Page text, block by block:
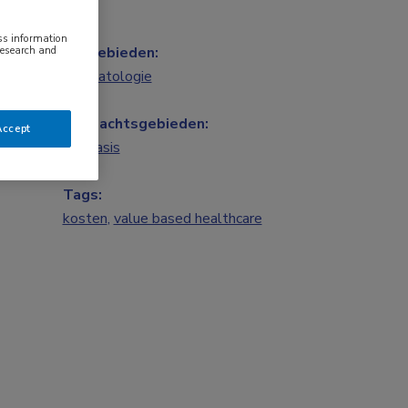
Vakgebieden:
Dermatologie
Aandachtsgebieden:
Psoriasis
Tags:
kosten, value based healthcare
information
and